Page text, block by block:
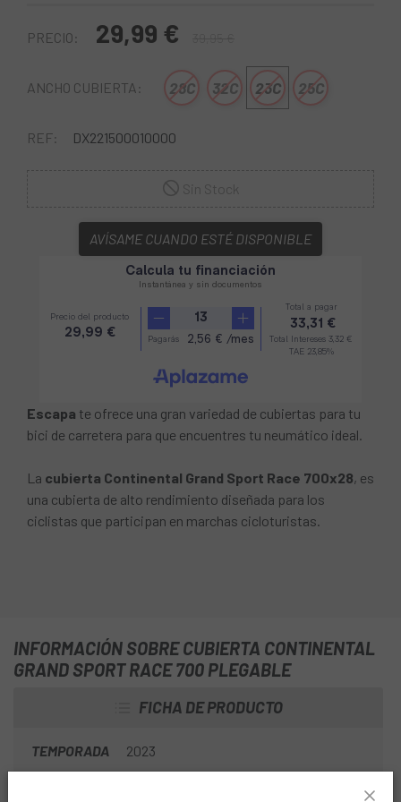
PRECIO: 29,99 €
ANCHO CUBIERTA: 28C 32C 23C 25C
REF: DX221500010000
AVÍSAME CUANDO ESTÉ DISPONIBLE
Escapa te ofrece una gran variedad de cubiertas para tu
bici de carretera para que encuentres tu neumático ideal.
La cubierta Continental Grand Sport Race 700x28, es
una cubierta de alto rendimiento diseñada para los
ciclistas que participan en marchas cicloturistas.
INFORMACIÓN SOBRE CUBIERTA CONTINENTAL
GRAND SPORT RACE 700 PLEGABLE
FICHA DE PRODUCTO
TEMPORADA 2023